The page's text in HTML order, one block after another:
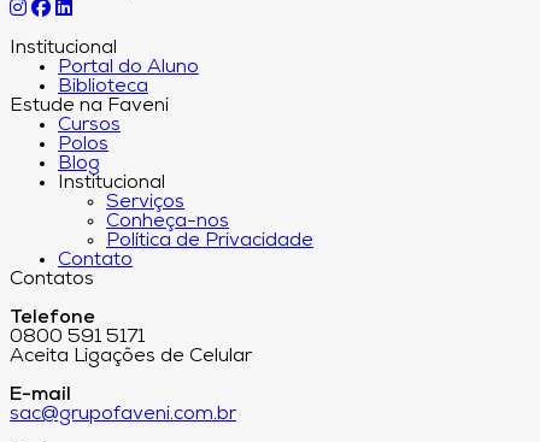
Institucional
Portal do Aluno
Biblioteca
Estude na Faveni
Cursos
Polos
Blog
Institucional
Serviços
Conheça-nos
Política de Privacidade
Contato
Contatos
Telefone
0800 591 5171
Aceita Ligações de Celular
E-mail
sac@grupofaveni.com.br